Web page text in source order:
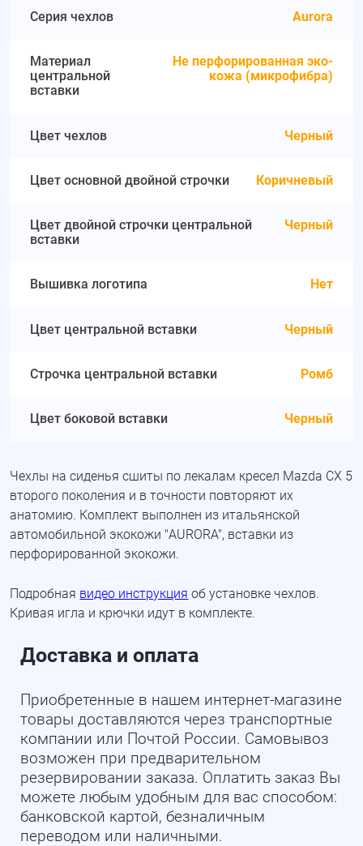
Серия чехлов Aurora
Материал
центральной
вставки
Не перфорированная эко-
кожа (микрофибра)
Цвет чехлов Черный
Цвет основной двойной строчки Коричневый
Цвет двойной строчки центральной
вставки
Черный
Вышивка логотипа Нет
Цвет центральной вставки Черный
Строчка центральной вставки Ромб
Цвет боковой вставки Черный
Чехлы на сиденья сшиты по лекалам кресел Mazda CX 5
второго поколения и в точности повторяют их
анатомию. Комплект выполнен из итальянской
автомобильной экокожи "AURORA", вставки из
перфорированной экокожи.
Подробная видео инструкция об установке чехлов.
Кривая игла и крючки идут в комплекте.
Доставка и оплата
Приобретенные в нашем интернет-магазине
товары доставляются через транспортные
компании или Почтой России. Самовывоз
возможен при предварительном
резервировании заказа. Оплатить заказ Вы
можете любым удобным для вас способом:
банковской картой, безналичным
переводом или наличными.